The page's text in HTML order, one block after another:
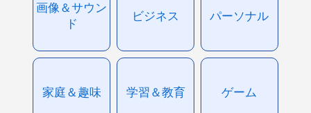
画像＆サウン
ド
ビジネス パーソナル
家庭＆趣味 学習＆教育 ゲーム